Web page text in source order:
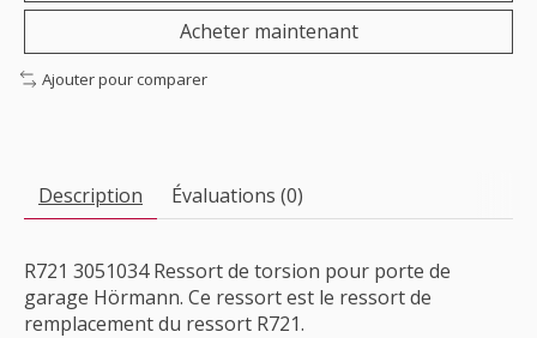
Acheter maintenant
Ajouter pour comparer
Description Évaluations (0)
R721 3051034 Ressort de torsion pour porte de
garage Hörmann. Ce ressort est le ressort de
remplacement du ressort R721.